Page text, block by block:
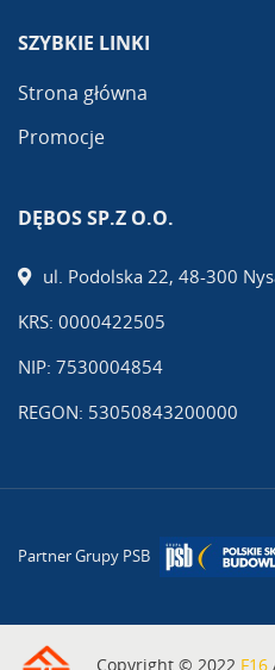
SZYBKIE LINKI
Strona główna
Promocje
DĘBOS SP.Z O.O.
ul. Podolska 22, 48-300
KRS: 0000422505
NIP: 7530004854
REGON: 53050843200000
Partner Grupy PSB
Copyright © 2022 F16